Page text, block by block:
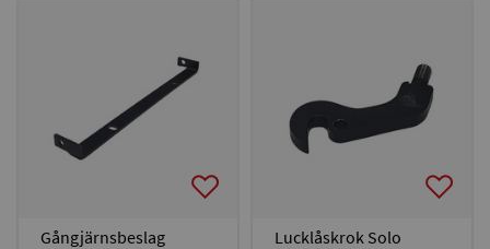
Gångjärnsbeslag
Lucklåskrok Solo